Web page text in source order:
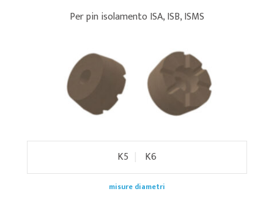
Per pin isolamento ISA, ISB, ISMS
K5 | K6
misure diametri